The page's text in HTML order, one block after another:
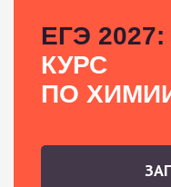
ЕГЭ 2027:
КУРС
ПО